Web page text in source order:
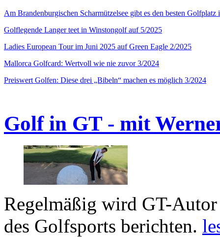
Am Brandenburgischen Scharmützelsee gibt es den besten
Golflegende Langer teet in Winstongolf auf 5/2025
Ladies European Tour im Juni 2025 auf Green Eagle 2/2025
Mallorca Golfcard: Wertvoll wie nie zuvor 3/2024
Preiswert Golfen: Diese drei „Bibeln“ machen es möglich 3/2024
Golf in GT - mit
Regelmäßig wird GT-
des Golfsports berichten.